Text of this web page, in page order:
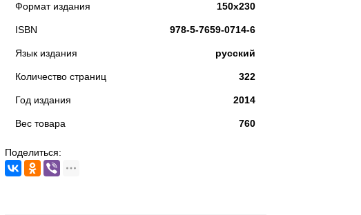
Формат издания 150х230
ISBN 978-5-7659-0714-6
Язык издания русский
Количество страниц 322
Год издания 2014
Вес товара 760
Поделиться: